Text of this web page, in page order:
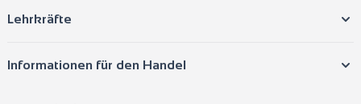
Lehrkräfte
Informationen für den Handel